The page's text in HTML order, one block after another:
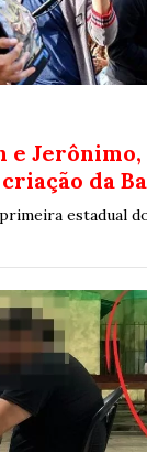
e Jerônimo,
da
estadual